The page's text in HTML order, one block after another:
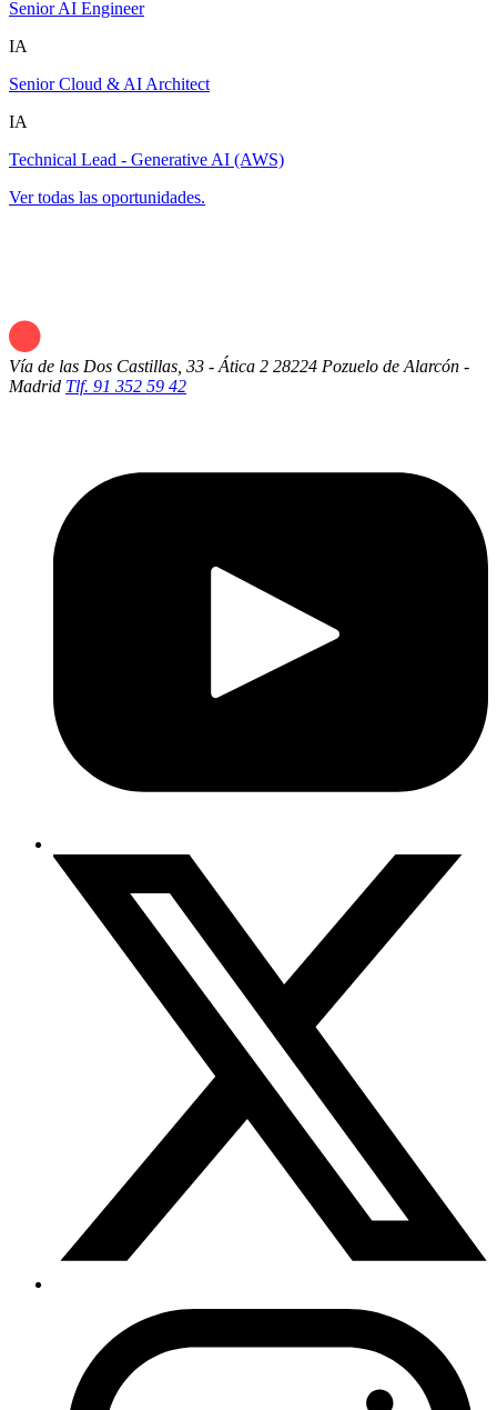
Senior AI Engineer
IA
Senior Cloud & AI Architect
IA
Technical Lead - Generative AI (AWS)
Ver todas las oportunidades.
Vía de las Dos Castillas, 33 - Ática 2 28224 Pozuelo de Alarcón -
Madrid Tlf. 91 352 59 42